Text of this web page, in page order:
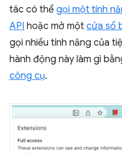
tác có thể gọi một tính
API hoặc mở một cửa sổ
gọi nhiều tính năng của
hành động này làm gì
công cụ.